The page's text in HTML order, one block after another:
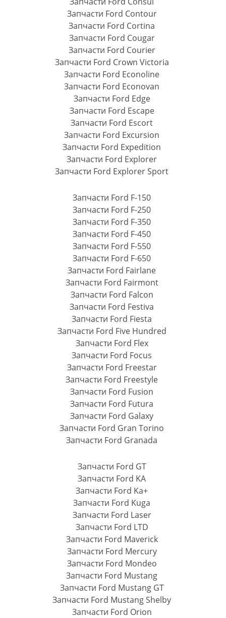
Запчасти Ford Contour
Запчасти Ford Cortina
Запчасти Ford Cougar
Запчасти Ford Courier
Запчасти Ford Crown Victoria
Запчасти Ford Econoline
Запчасти Ford Econovan
Запчасти Ford Edge
Запчасти Ford Escape
Запчасти Ford Escort
Запчасти Ford Excursion
Запчасти Ford Expedition
Запчасти Ford Explorer
Запчасти Ford Explorer Sport
Запчасти Ford F-150
Запчасти Ford F-250
Запчасти Ford F-350
Запчасти Ford F-450
Запчасти Ford F-550
Запчасти Ford F-650
Запчасти Ford Fairlane
Запчасти Ford Fairmont
Запчасти Ford Falcon
Запчасти Ford Festiva
Запчасти Ford Fiesta
Запчасти Ford Five Hundred
Запчасти Ford Flex
Запчасти Ford Focus
Запчасти Ford Freestar
Запчасти Ford Freestyle
Запчасти Ford Fusion
Запчасти Ford Futura
Запчасти Ford Galaxy
Запчасти Ford Gran Torino
Запчасти Ford Granada
Запчасти Ford GT
Запчасти Ford KA
Запчасти Ford Ka+
Запчасти Ford Kuga
Запчасти Ford Laser
Запчасти Ford LTD
Запчасти Ford Maverick
Запчасти Ford Mercury
Запчасти Ford Mondeo
Запчасти Ford Mustang
Запчасти Ford Mustang GT
Запчасти Ford Mustang Shelby
Запчасти Ford Orion